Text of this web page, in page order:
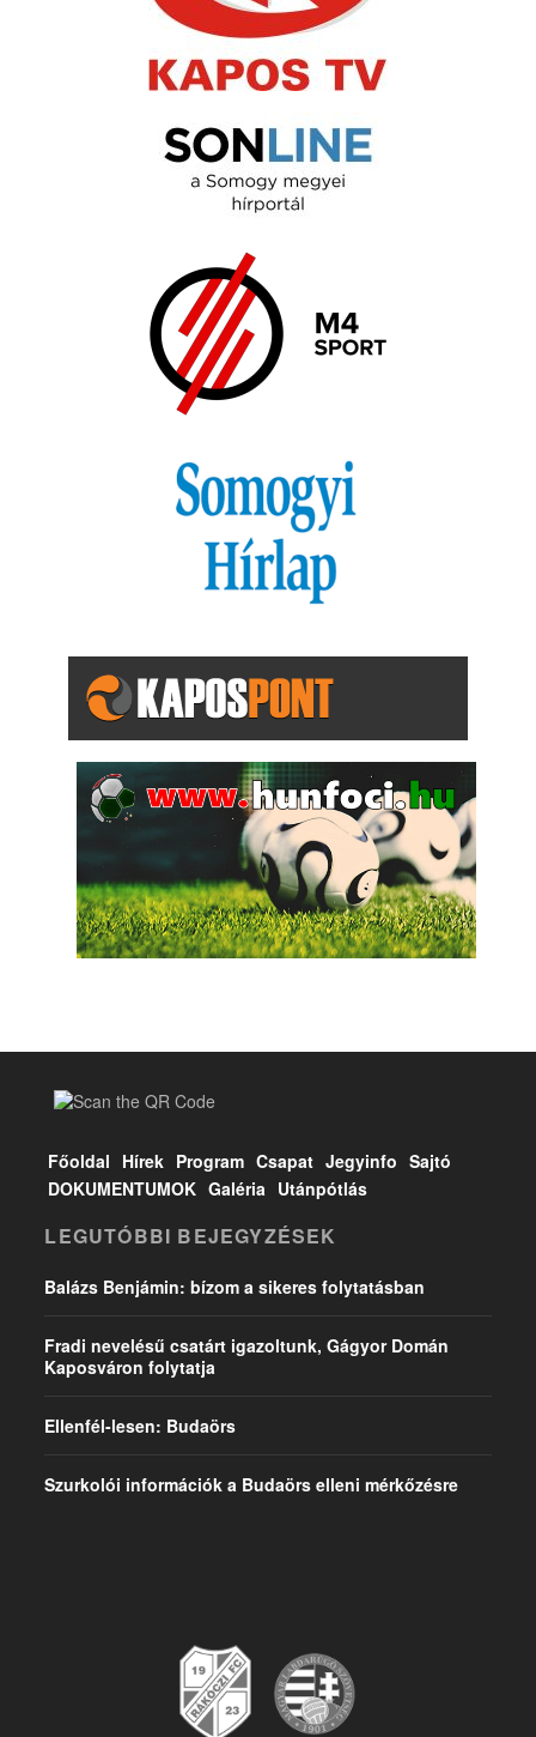
Főoldal Hírek Program Csapat Jegyinfo Sajtó
DOKUMENTUMOK Galéria Utánpótlás
LEGUTÓBBI BEJEGYZÉSEK
Balázs Benjámin: bízom a sikeres folytatásban
Fradi nevelésű csatárt igazoltunk, Gágyor Domán
Kaposváron folytatja
Ellenfél-lesen: Budaörs
Szurkolói információk a Budaörs elleni mérkőzésre